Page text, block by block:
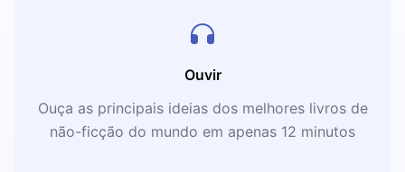
Ouvir
Ouça as principais ideias dos melhores livros de
não-ficção do mundo em apenas 12 minutos